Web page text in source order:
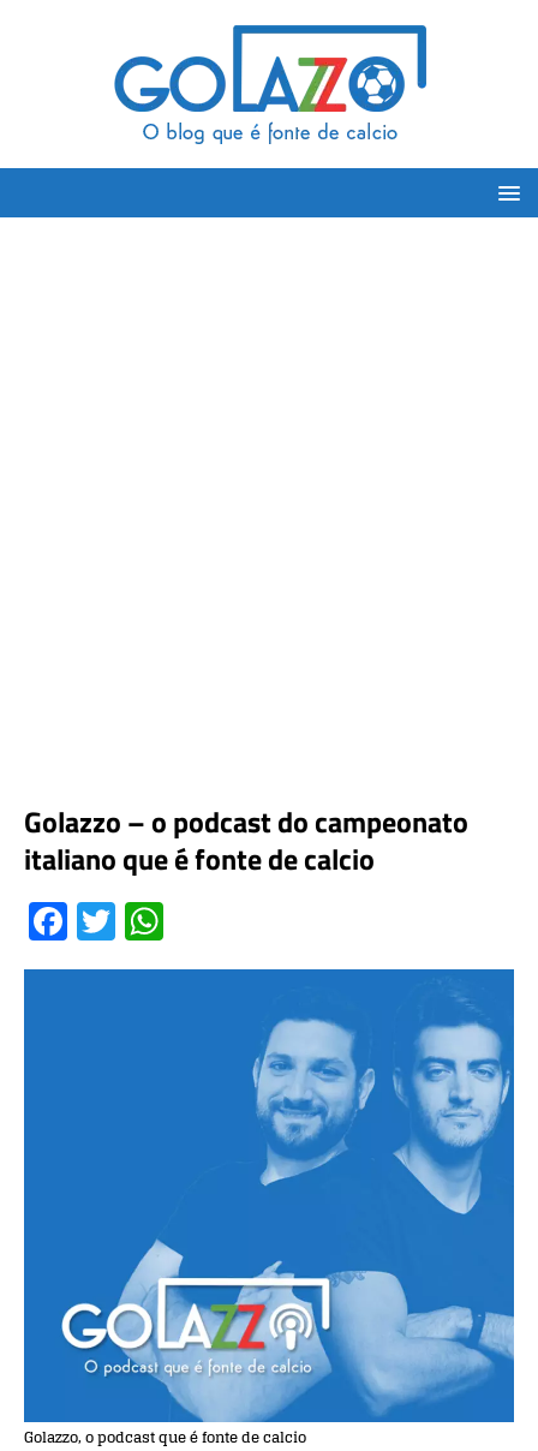
Golazzo – o podcast do campeonato
italiano que é fonte de calcio
F
a
T
w h
Golazzo, o podcast que é fonte de calcio